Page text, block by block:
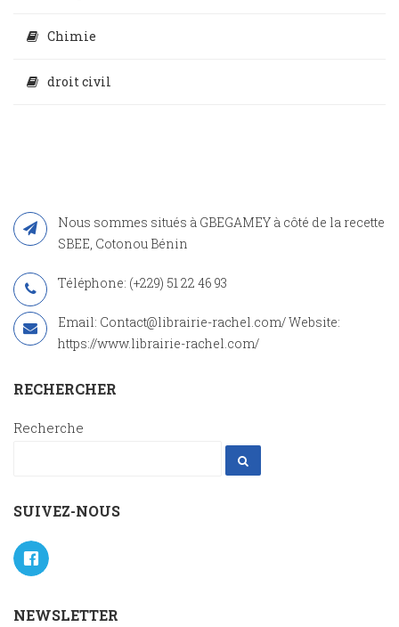
Chimie
droit civil
Nous sommes situés à GBEGAMEY à côté de la recette
SBEE, Cotonou Bénin
Téléphone: (+229) 51 22 46 93
Email: Contact@librairie-rachel.com/ Website:
https://www.librairie-rachel.com/
RECHERCHER
Recherche
SUIVEZ-NOUS
NEWSLETTER